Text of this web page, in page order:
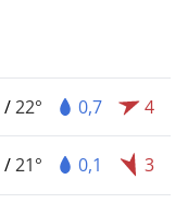
/22° 0,7 4
/21° 0,1 3